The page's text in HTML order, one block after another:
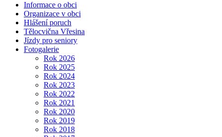
Informace o obci
Organizace v obci
Hlášení poruch
Tělocvična Vřesina
Jízdy pro seniory
Fotogalerie
Rok 2026
Rok 2025
Rok 2024
Rok 2023
Rok 2022
Rok 2021
Rok 2020
Rok 2019
Rok 2018